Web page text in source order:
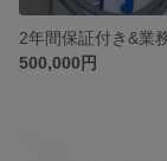
500,000円